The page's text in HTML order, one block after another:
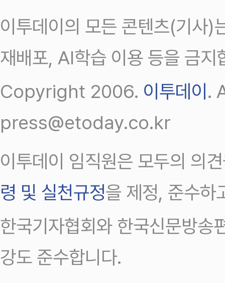
이투데이의 모든 콘텐츠(기사)
재배포, AI학습 이용 등을 금지
Copyright 2006. 이투데이 .
press@etoday.co.kr
이투데이 임직원은 모두의 의
령 및 실천규정을 제정, 준수하
한국기자협회와 한국신문방송
강도 준수합니다.